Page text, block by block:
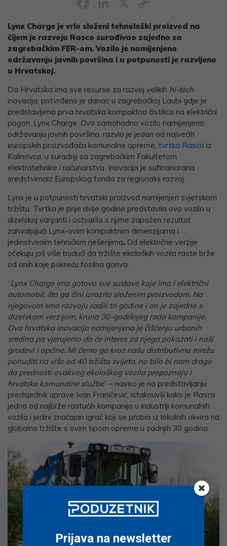
Link
Lynx Charge je vrlo složeni tehnološki proizvod na
čijem je razvoju Rasco surađivao zajedno sa
zagrebačkim FER-om. Vozilo je namijenjeno
održavanju javnih površina i u potpunosti je razvijeno
u Hrvatskoj.
Da Hrvatska ima sve resurse za razvoj velikih hi-tech
inovacija, potvrđeno je danas u zagrebačkoj Laubi gdje je
predstavljena prva hrvatska kompaktna čistilica na električni
pogon, Lynx Charge. Ovo samohodno vozilo namijenjeno
održavanju javnih površina, razvio je jedan od najvećih
europskih proizvođača komunalne opreme, tvrtka Rasco iz
Kalinovca, u suradnji sa zagrebačkim Fakultetom
elektrotehnike i računarstva. Inovacija je sufinancirana
sredstvimaiz Europskog fonda za regionalni razvoj.
Lynx je u potpunosti hrvatski proizvod namijenjen svjetskom
tržištu. Tvrtka je prije dvije godine predstavila ovo vozilo u
dizelskoj varijanti i ostvarila s njime zapažen rezultat
zahvaljujući Lynx-ovim kompaktnim dimenzijama i
jedinstvenim tehničkim rješenjima. Od električne verzije
očekuju još više budući da tržište ekoloških vozila raste brže
od onih koje pokreću fosilna goriva.
“Lynx Charge ima gotovo sve sustave koje ima i električni
automobil, što ga čini izrazito složenim proizvodom. Na
njegovom smo razvoju radili tri godine i on je zajedno s
dizelskom verzijom, kruna 30-godišnjeg rada kompanije.
Ova hrvatska inovacija namijenjena je čišćenju urbanih
sredina pa vjerujemo da će interes za njega pokazati i naši
gradovi i općine. Mi ćemo ga kroz našu distributivnu mrežu
ponuditi na više od 40 tržišta svijeta, no bilo bi nam drago
da prednosti ovakvog ekološkog vozila prepoznaju i
hrvatske komunalne službe” – naveo je na predstavljanju
predsjednik uprave Ivan Franičević, istaknuvši kako je Rasco
jedna od najbrže rastućih kompanija u industriji komunalnih
vozila i jedini značajan igrač koji se probio iz lokalnih okvira na
globalno tržište s ovim tipom opreme u zadnjih 30 godina.
Prijava na newsletter